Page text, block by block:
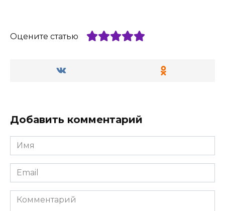
Оцените статью
Добавить комментарий
Имя
*
Email
*
Комментарий